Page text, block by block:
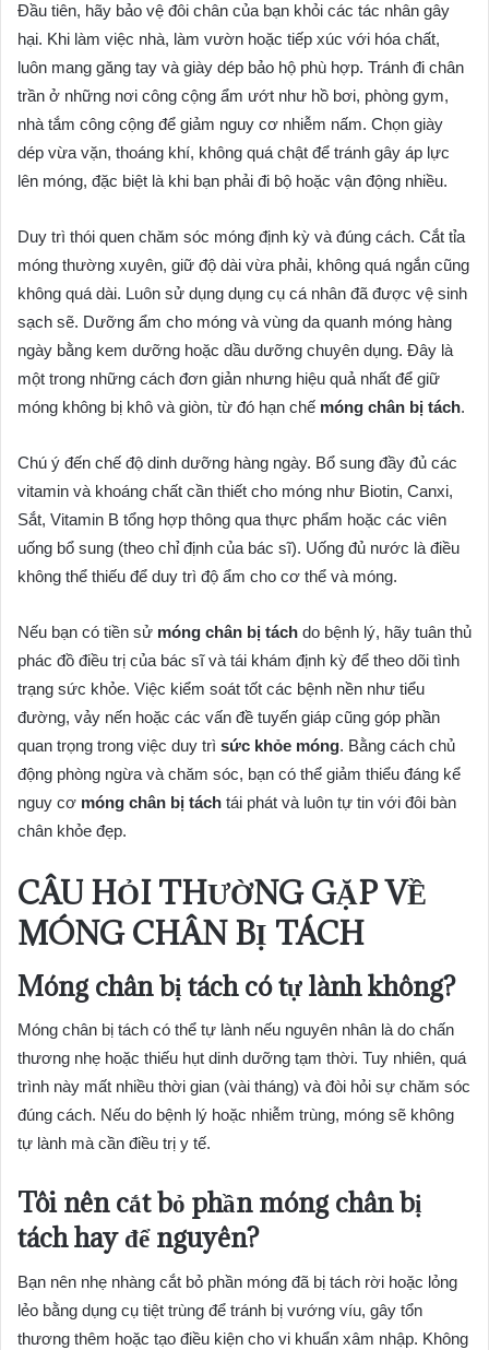
Đầu tiên, hãy bảo vệ đôi chân của bạn khỏi các tác nhân gây
hại. Khi làm việc nhà, làm vườn hoặc tiếp xúc với hóa chất,
luôn mang găng tay và giày dép bảo hộ phù hợp. Tránh đi chân
trần ở những nơi công cộng ẩm ướt như hồ bơi, phòng gym,
nhà tắm công cộng để giảm nguy cơ nhiễm nấm. Chọn giày
dép vừa vặn, thoáng khí, không quá chật để tránh gây áp lực
lên móng, đặc biệt là khi bạn phải đi bộ hoặc vận động nhiều.
Duy trì thói quen chăm sóc móng định kỳ và đúng cách. Cắt tỉa
móng thường xuyên, giữ độ dài vừa phải, không quá ngắn cũng
không quá dài. Luôn sử dụng dụng cụ cá nhân đã được vệ sinh
sạch sẽ. Dưỡng ẩm cho móng và vùng da quanh móng hàng
ngày bằng kem dưỡng hoặc dầu dưỡng chuyên dụng. Đây là
một trong những cách đơn giản nhưng hiệu quả nhất để giữ
móng không bị khô và giòn, từ đó hạn chế móng chân bị tách.
Chú ý đến chế độ dinh dưỡng hàng ngày. Bổ sung đầy đủ các
vitamin và khoáng chất cần thiết cho móng như Biotin, Canxi,
Sắt, Vitamin B tổng hợp thông qua thực phẩm hoặc các viên
uống bổ sung (theo chỉ định của bác sĩ). Uống đủ nước là điều
không thể thiếu để duy trì độ ẩm cho cơ thể và móng.
Nếu bạn có tiền sử móng chân bị tách do bệnh lý, hãy tuân thủ
phác đồ điều trị của bác sĩ và tái khám định kỳ để theo dõi tình
trạng sức khỏe. Việc kiểm soát tốt các bệnh nền như tiểu
đường, vảy nến hoặc các vấn đề tuyến giáp cũng góp phần
quan trọng trong việc duy trì sức khỏe móng. Bằng cách chủ
động phòng ngừa và chăm sóc, bạn có thể giảm thiểu đáng kể
nguy cơ móng chân bị tách tái phát và luôn tự tin với đôi bàn
chân khỏe đẹp.
CÂU HỎI THƯỜNG GẶP VỀ
MÓNG CHÂN BỊ TÁCH
Móng chân bị tách có tự lành không?
Móng chân bị tách có thể tự lành nếu nguyên nhân là do chấn
thương nhẹ hoặc thiếu hụt dinh dưỡng tạm thời. Tuy nhiên, quá
trình này mất nhiều thời gian (vài tháng) và đòi hỏi sự chăm sóc
đúng cách. Nếu do bệnh lý hoặc nhiễm trùng, móng sẽ không
tự lành mà cần điều trị y tế.
Tôi nên cắt bỏ phần móng chân bị
tách hay để nguyên?
Bạn nên nhẹ nhàng cắt bỏ phần móng đã bị tách rời hoặc lỏng
lẻo bằng dụng cụ tiệt trùng để tránh bị vướng víu, gây tổn
thương thêm hoặc tạo điều kiện cho vi khuẩn xâm nhập. Không